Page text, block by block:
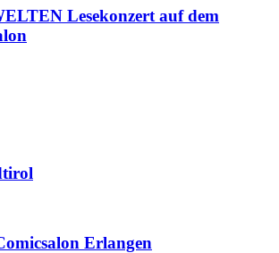
Lesekonzert auf dem
Erlangen